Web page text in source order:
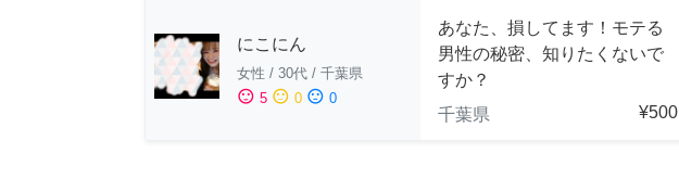
にこにん
女性 / 30代 / 千葉県
sentiment_satisfied 5 sentiment_neutral 0 sentiment_dissatisfied 0
あなた、損してます！モテる
男性の秘密、知りたくないで
すか？
千葉県
¥500